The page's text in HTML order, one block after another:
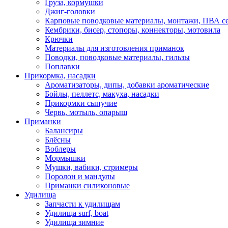
Груза, кормушки
Джиг-головки
Карповые поводковые материалы, монтажи, ПВА
Кембрики, бисер, стопоры, коннекторы, мотовила
Крючки
Материалы для изготовления приманок
Поводки, поводковые материалы, гильзы
Поплавки
Прикормка, насадки
Ароматизаторы, дипы, добавки ароматические
Бойлы, пеллетс, макуха, насадки
Прикормки сыпучие
Червь, мотыль, опарыш
Приманки
Балансиры
Блёсны
Воблеры
Мормышки
Мушки, вабики, стримеры
Поролон и мандулы
Приманки силиконовые
Удилища
Запчасти к удилищам
Удилища surf, boat
Удилища зимние